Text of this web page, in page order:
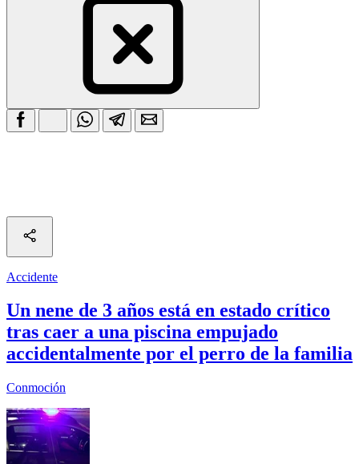
Accidente
Un nene de 3 años está en estado crítico
tras caer a una piscina empujado
accidentalmente por el perro de la familia
Conmoción